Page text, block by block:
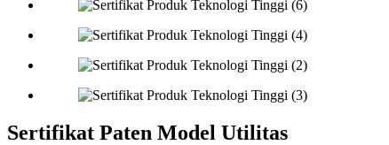
Sertifikat Paten Model Utilitas